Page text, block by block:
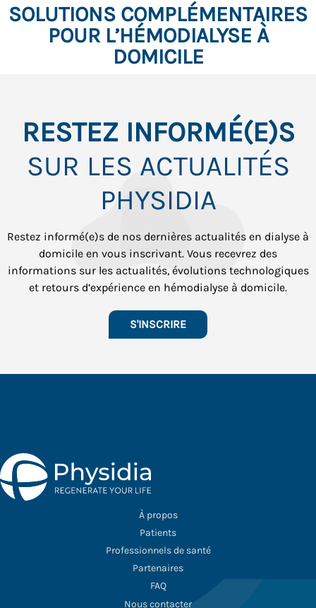
SOLUTIONS COMPLÉMENTAIRES
POUR L’HÉMODIALYSE À
DOMICILE
RESTEZ INFORMÉ(E)S
SUR LES ACTUALITÉS
PHYSIDIA
Restez informé(e)s de nos dernières actualités en dialyse à
domicile en vous inscrivant. Vous recevrez des
informations sur les actualités, évolutions technologiques
et retours d’expérience en hémodialyse à domicile.
S'INSCRIRE
À propos
Patients
Professionnels de santé
Partenaires
FAQ
Nous contacter